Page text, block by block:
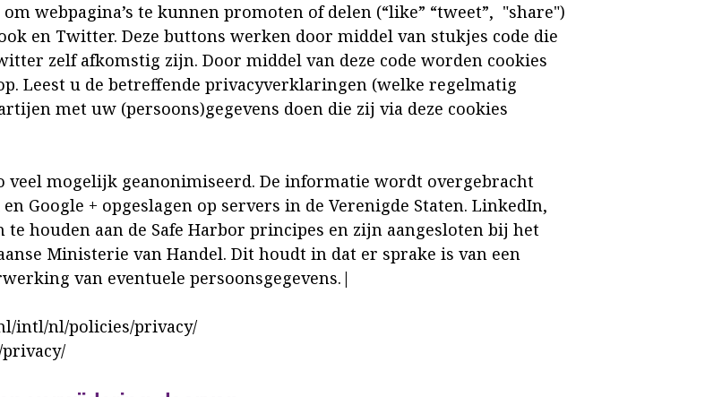
webpagina’s te kunnen promoten of delen (“like” “tweet”, "share")
en Twitter. Deze buttons werken door middel van stukjes code die
zelf afkomstig zijn. Door middel van deze code worden cookies
Leest u de betreffende privacyverklaringen (welke regelmatig
met uw (persoons)gegevens doen die zij via deze cookies
veel mogelijk geanonimiseerd. De informatie wordt overgebracht
Google + opgeslagen op servers in de Verenigde Staten. LinkedIn,
te houden aan de Safe Harbor principes en zijn aangesloten bij het
Ministerie van Handel. Dit houdt in dat er sprake is van een
van eventuele persoonsgegevens.|
intl/nl/policies/privacy/